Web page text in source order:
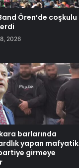
Ören’de coşkulu
2026
barlarında
yapan mafyatik
girmeye